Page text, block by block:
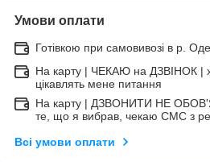
Умови оплати
Готівкою при самовивозі в р.
На карту | ЧЕКАЮ на ДЗВІНОК |
цікавлять мене питання
На карту | ДЗВОНИТИ НЕ
те, що я вибрав, чекаю СМС з
Всі умови оплати